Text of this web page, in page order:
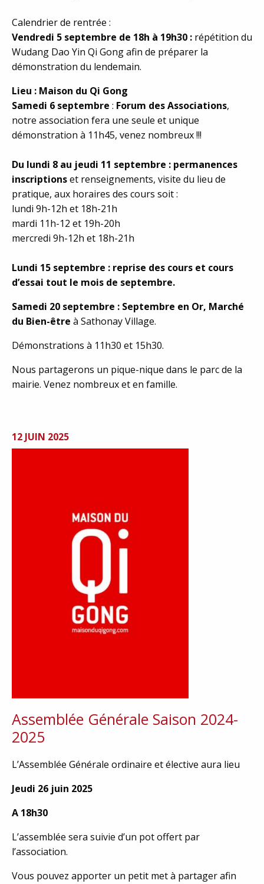
Calendrier de rentrée :
Vendredi 5 septembre de 18h à 19h30 : répétition du
Wudang Dao Yin Qi Gong afin de préparer la
démonstration du lendemain.
Lieu : Maison du Qi Gong
Samedi 6 septembre : Forum des Associations,
notre association fera une seule et unique
démonstration à 11h45, venez nombreux !!!
Du lundi 8 au jeudi 11 septembre : permanences
inscriptionset renseignements, visite du lieu de
pratique, aux horaires des cours soit :
lundi 9h-12h et 18h-21h
mardi 11h-12 et 19h-20h
mercredi 9h-12h et 18h-21h
Lundi 15 septembre : reprise des cours et cours
d’essai tout le mois de septembre.
Samedi 20 septembre : Septembre en Or, Marché
du Bien-être à Sathonay Village.
Démonstrations à 11h30 et 15h30.
Nous partagerons un pique-nique dans le parc de la
mairie. Venez nombreux et en famille.
12 JUIN 2025
Assemblée Générale Saison 2024-
2025
L’Assemblée Générale ordinaire et élective aura lieu
Jeudi 26 juin 2025
A 18h30
L’assemblée sera suivie d’un pot offert par
l’association.
Vous pouvez apporter un petit met à partager afin